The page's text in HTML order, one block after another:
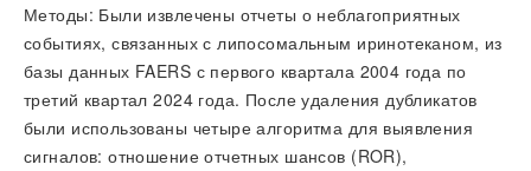
Методы: Были извлечены отчеты о неблагоприятных
событиях, связанных с липосомальным иринотеканом, из
базы данных FAERS с первого квартала 2004 года по
третий квартал 2024 года. После удаления дубликатов
были использованы четыре алгоритма для выявления
сигналов: отношение отчетных шансов (ROR),